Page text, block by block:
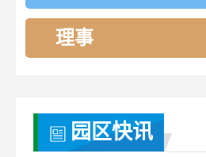
理事
园区快讯